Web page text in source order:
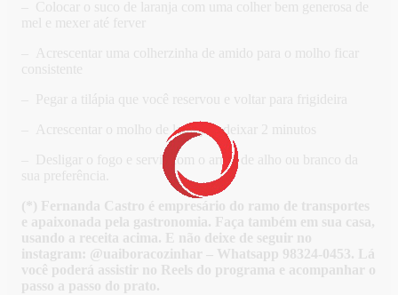
– Colocar o suco de laranja com uma colher bem generosa de
mel e mexer até ferver
– Acrescentar uma colherzinha de amido para o molho ficar
consistente
– Pegar a tilápia que você reservou e voltar para frigideira
– Acrescentar o molho de laranja e deixar 2 minutos
– Desligar o fogo e servir com o arroz de alho ou branco da
sua preferência.
(*) Fernanda Castro é empresário do ramo de transportes
e apaixonada pela gastronomia. Faça também em sua casa,
usando a receita acima. E não deixe de seguir no
instagram: @uaiboracozinhar – Whatsapp 98324-0453. Lá
você poderá assistir no Reels do programa e acompanhar o
passo a passo do prato.